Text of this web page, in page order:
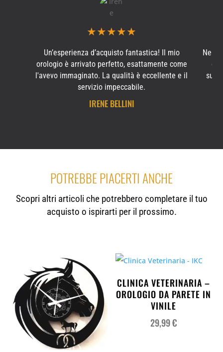
★★★★★
Un’esperienza d’acquisto fantastica! Il mio
orologio è arrivato perfetto, esattamente come
l'avevo immaginato. La qualità è eccellente e il
servizio impeccabile.
IRENE BELLINI
Ne
e
POTREBBE PIACERTI ANCHE
Scopri altri articoli che potrebbero completare il tuo
acquisto o ispirarti per il prossimo.
CLINICA VETERINARIA –
OROLOGIO DA PARETE IN
VINILE
29,99€